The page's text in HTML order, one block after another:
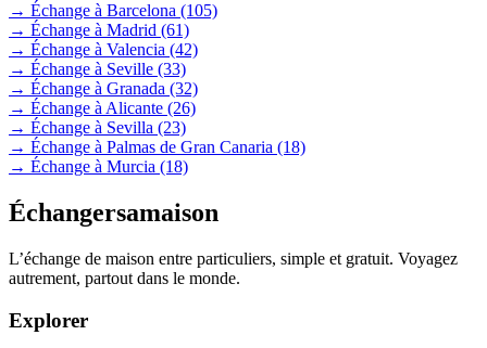
→ Échange à Barcelona (105)
→ Échange à Madrid (61)
→ Échange à Valencia (42)
→ Échange à Seville (33)
→ Échange à Granada (32)
→ Échange à Alicante (26)
→ Échange à Sevilla (23)
→ Échange à Palmas de Gran Canaria (18)
→ Échange à Murcia (18)
Échangersamaison
L’échange de maison entre particuliers, simple et gratuit. Voyagez
autrement, partout dans le monde.
Explorer